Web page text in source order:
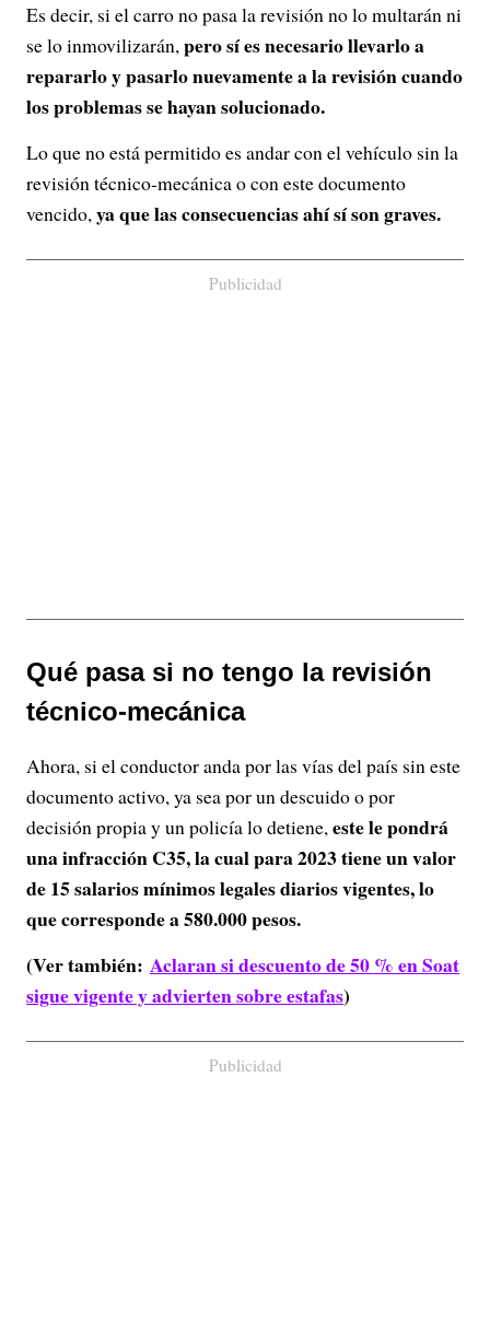
Es decir, si el carro no pasa la revisión no lo multarán ni
se lo inmovilizarán,pero sí es necesario llevarlo a
repararlo y pasarlo nuevamente a la revisión cuando
los problemas se hayan solucionado.
Lo que no está permitido es andar con el vehículo sin la
revisión técnico-mecánica o con este documento
vencido,ya que las consecuencias ahí sí son graves.
Publicidad
Qué pasa si no tengo la revisión
técnico-mecánica
Ahora, si el conductor anda por las vías del país sin este
documento activo, ya sea por un descuido o por
decisión propia y un policía lo detiene,este le pondrá
una infracción C35, la cual para 2023 tiene un valor
de 15 salarios mínimos legales diarios vigentes, lo
que corresponde a 580.000 pesos.
(Ver también: Aclaran si descuento de 50 % en Soat
sigue vigente y advierten sobre estafas)
Publicidad